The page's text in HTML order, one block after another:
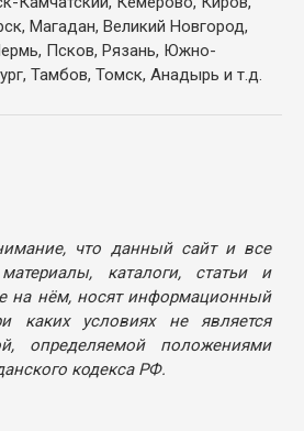
Магадан, Великий Новгород,
Псков, Рязань, Южно-
Тамбов, Томск, Анадырь и т.д.
что данный сайт и все
каталоги, статьи и
на нём, носят информационный
каких условиях не является
определяемой положениями
кодекса РФ.